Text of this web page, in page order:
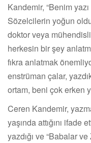
Kandemir, “Benim
Sözelcilerin yoğun
doktor veya
herkesin bir şey
fıkra anlatmak
enstrüman çalar,
ortam, beni çok erken
Ceren Kandemir,
yaşında attığını ifade
yazdığı ve “Babalar